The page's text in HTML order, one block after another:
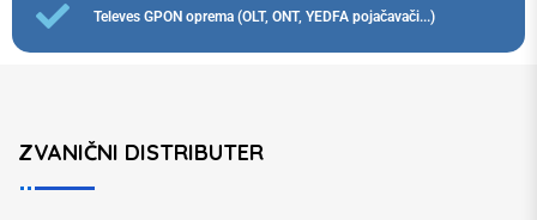
Televes GPON oprema (OLT, ONT, YEDFA pojačavači...)
ZVANIČNI DISTRIBUTER